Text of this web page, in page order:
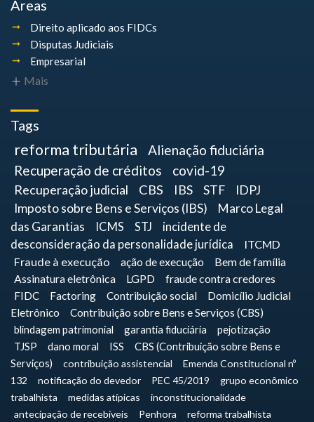
Áreas
Direito aplicado aos FIDCs
Disputas Judiciais
Empresarial
Mais
Tags
reforma tributária
Alienação fiduciária
Recuperação de créditos
covid-19
Recuperação judicial CBS IBS STF
IDPJ
Imposto sobre Bens e Serviços (IBS)
Marco Legal
das Garantias
ICMS STJ
incidente de
desconsideração da personalidade jurídica
ITCMD
Fraude à execução
ação de execução
Bem de família
Assinatura eletrônica
LGPD fraude contra credores
FIDC Factoring Contribuição social
Domicílio Judicial
Eletrônico
Contribuição sobre Bens e Serviços (CBS)
blindagem patrimonial
garantia fiduciária
pejotização
TJSP
dano moral ISS
CBS (Contribuição sobre Bens e
Serviços)
contribuição assistencial
Emenda Constitucional nº
132
notificação do devedor PEC 45/2019
grupo econômico
trabalhista
medidas atípicas
inconstitucionalidade
antecipação de recebíveis
Penhora
reforma trabalhista